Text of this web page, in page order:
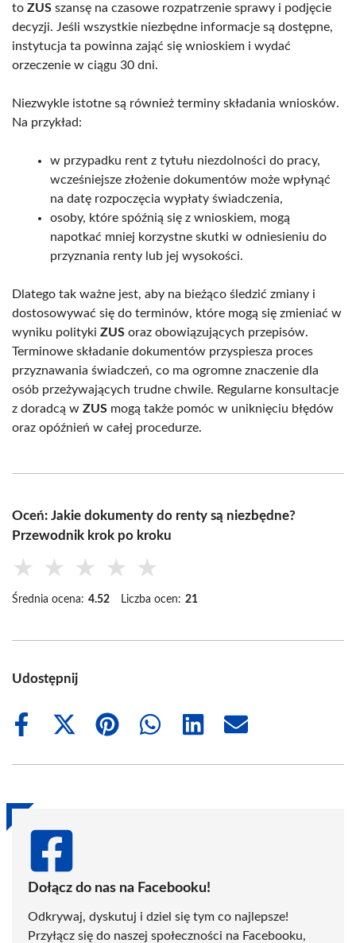
to ZUS szansę na czasowe rozpatrzenie sprawy i podjęcie
decyzji. Jeśli wszystkie niezbędne informacje są dostępne,
instytucja ta powinna zająć się wnioskiem i wydać
orzeczenie w ciągu 30 dni.
Niezwykle istotne są również terminy składania wniosków.
Na przykład:
w przypadku rent z tytułu niezdolności do pracy,
wcześniejsze złożenie dokumentów może wpłynąć
na datę rozpoczęcia wypłaty świadczenia,
osoby, które spóźnią się z wnioskiem, mogą
napotkać mniej korzystne skutki w odniesieniu do
przyznania renty lub jej wysokości.
Dlatego tak ważne jest, aby na bieżąco śledzić zmiany i
dostosowywać się do terminów, które mogą się zmieniać w
wyniku polityki ZUS oraz obowiązujących przepisów.
Terminowe składanie dokumentów przyspiesza proces
przyznawania świadczeń, co ma ogromne znaczenie dla
osób przeżywających trudne chwile. Regularne konsultacje
z doradcą w ZUS mogą także pomóc w uniknięciu błędów
oraz opóźnień w całej procedurze.
Oceń: Jakie dokumenty do renty są niezbędne?
Przewodnik krok po kroku
★ ★ ★ ★ ★
Średnia ocena: 4.52 Liczba ocen: 21
Udostępnij
Share
Share
(Twitter)
Share
Share
Share
Share
Dołącz do nas na Facebooku!
Odkrywaj, dyskutuj i dziel się tym co najlepsze!
Przyłącz się do naszej społeczności na Facebooku,